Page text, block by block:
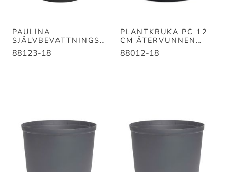
PAULINA
SJÄLVBEVATTNINGSK
RUKA SVART D40*
L35
88123-18
PLANTKRUKA PC 12
CM ÅTERVUNNEN
PLAST SVART
88012-18